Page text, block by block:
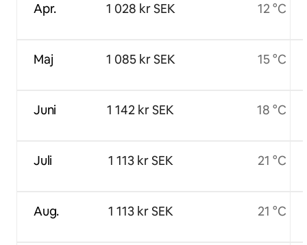
Apr.
Maj
Juni
Juli
Aug.
1 028 kr SEK
1 085 kr SEK
1 142 kr SEK
1 113 kr SEK
1 113 kr SEK
12 °C
15 °C
18 °C
21 °C
21 °C